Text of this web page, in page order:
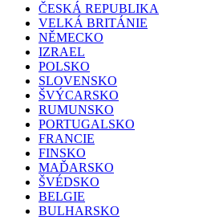
ČESKÁ REPUBLIKA
VELKÁ BRITÁNIE
NĚMECKO
IZRAEL
POLSKO
SLOVENSKO
ŠVÝCARSKO
RUMUNSKO
PORTUGALSKO
FRANCIE
FINSKO
MAĎARSKO
ŠVÉDSKO
BELGIE
BULHARSKO